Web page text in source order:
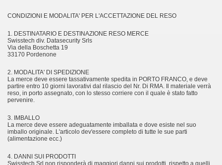
CONDIZIONI E MODALITA' PER L'ACCETTAZIONE DEL RESO
1. DESTINATARIO E DESTINAZIONE RESO MERCE
Swisstech div. Datasecurity Srls
Via della Boschetta 19
33170 Pordenone
2. MODALITA' DI SPEDIZIONE
La merce deve essere tassativamente spedita in PORTO FRANCO, e deve
partire entro 10 giorni lavorativi dal rilascio del Nr. Di RMA. Il materiale verrà
reso, in porto assegnato, con lo stesso corriere con il quale è stato fatto
pervenire.
3. IMBALLO
La merce deve essere adeguatamente imballata e dove esiste nel suo
imballo originale. L'articolo dev'essere completo di tutte le sue parti
(alimentazione ecc.)
4. DANNI SUI PRODOTTI
Swisstech Srl non risponderà di maggiori danni sui prodotti, rispetto a quelli